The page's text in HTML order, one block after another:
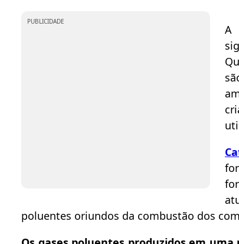
PUBLICIDADE
A
poluentes oriundos da combustão dos